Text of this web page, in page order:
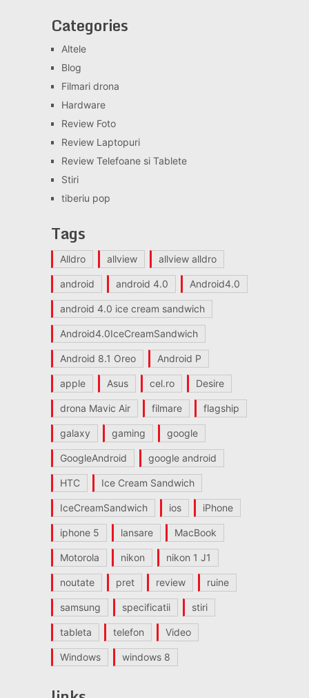
Categories
Altele
Blog
Filmari drona
Hardware
Review Foto
Review Laptopuri
Review Telefoane si Tablete
Stiri
tiberiu pop
Tags
Alldro allview allview alldro
android android 4.0 Android4.0
android 4.0 ice cream sandwich
Android4.0IceCreamSandwich
Android 8.1 Oreo Android P
apple Asus cel.ro Desire
drona Mavic Air filmare flagship
galaxy gaming google
GoogleAndroid google android
HTC Ice Cream Sandwich
IceCreamSandwich ios iPhone
iphone 5 lansare MacBook
Motorola nikon nikon 1 J1
noutate pret review ruine
samsung specificatii stiri
tableta telefon Video
Windows windows 8